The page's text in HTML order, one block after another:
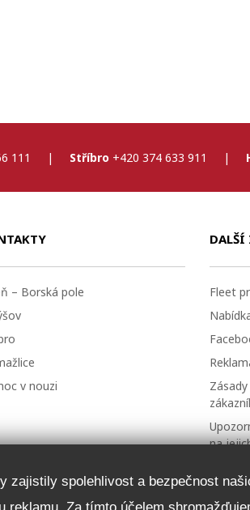
111 | Stříbro +420 374 633 911 |
– Borská pole
v nouzi
DALŠÍ
Fleet
na
zajistily spolehlivost a bezpečnost